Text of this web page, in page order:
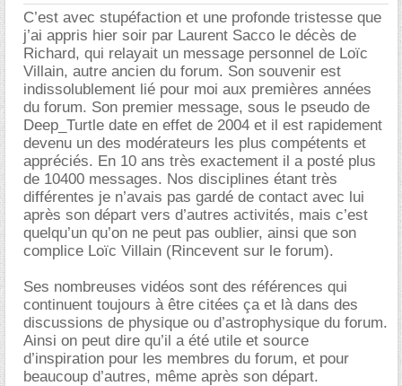
C’est avec stupéfaction et une profonde tristesse que
j’ai appris hier soir par Laurent Sacco le décès de
Richard, qui relayait un message personnel de Loïc
Villain, autre ancien du forum. Son souvenir est
indissolublement lié pour moi aux premières années
du forum. Son premier message, sous le pseudo de
Deep_Turtle date en effet de 2004 et il est rapidement
devenu un des modérateurs les plus compétents et
appréciés. En 10 ans très exactement il a posté plus
de 10400 messages. Nos disciplines étant très
différentes je n’avais pas gardé de contact avec lui
après son départ vers d’autres activités, mais c’est
quelqu’un qu’on ne peut pas oublier, ainsi que son
complice Loïc Villain (Rincevent sur le forum).
Ses nombreuses vidéos sont des références qui
continuent toujours à être citées ça et là dans des
discussions de physique ou d’astrophysique du forum.
Ainsi on peut dire qu’il a été utile et source
d’inspiration pour les membres du forum, et pour
beaucoup d’autres, même après son départ.